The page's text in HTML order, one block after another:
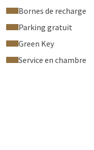
Bornes de recharge
Parking gratuit
Green Key
Service en chambre